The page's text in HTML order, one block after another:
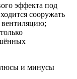
эффекта под
сооружать